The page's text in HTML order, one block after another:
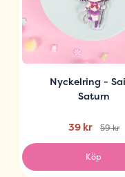
Nyckelring -
Saturn
39 kr 59 kr
Köp